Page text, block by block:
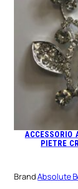
ACCESSORIO
PIETRE
BrandAbsolute